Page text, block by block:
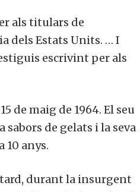
als titulars de
dels Estats Units. … I
escrivint per als
de maig de 1964. El seu
de gelats i la seva
10 anys.
tard, durant la insurgent